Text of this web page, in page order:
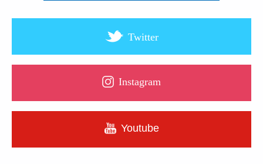
Twitter
Instagram
Youtube